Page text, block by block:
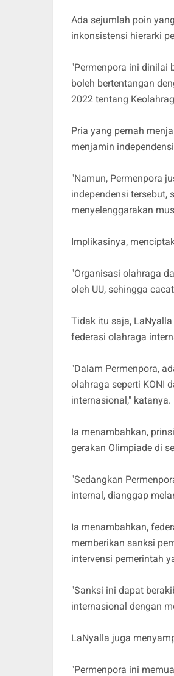
Ada sejumlah poin
inkonsistensi hierarki
"Permenpora ini dinilai
boleh bertentangan
2022 tentang
Pria yang pernah
menjamin
"Namun, Permenpora
independensi tersebut,
menyelenggarakan
Implikasinya,
"Organisasi olahraga
oleh UU, sehingga
Tidak itu saja,
federasi olahraga
"Dalam Permenpora,
olahraga seperti KONI
internasional," katanya.
Ia menambahkan,
gerakan Olimpiade di
"Sedangkan
internal, dianggap
Ia menambahkan,
memberikan sanksi
intervensi pemerintah
"Sanksi ini dapat
internasional dengan
LaNyalla juga
"Permenpora ini